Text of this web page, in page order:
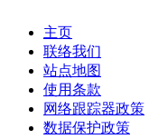
主页
联络我们
站点地图
使用条款
网络跟踪器政策
数据保护政策